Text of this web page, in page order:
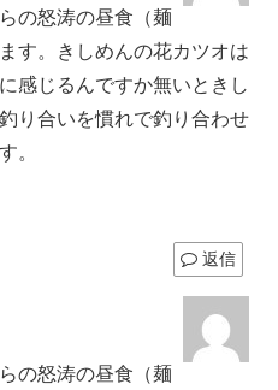
の怒涛の昼食（麺
す。きしめんの花カツオは
感じるんですか無いときし
り合いを慣れで釣り合わせ
。
返信
の怒涛の昼食（麺